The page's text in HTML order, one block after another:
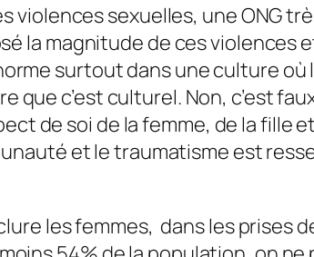
violences sexuelles, une ONG
la magnitude de ces violences
surtout dans une culture où
c’est culturel. Non, c’est
de soi de la femme, de la fille et
et le traumatisme est
les femmes, dans les prises